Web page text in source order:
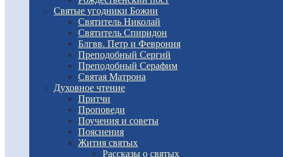
Святые угодники Божии
Святитель Николай
Святитель Спиридон
Блгвв. Петр и Феврония
Преподобный Сергий
Преподобный Серафим
Святая Матрона
Духовное чтение
Притчи
Проповеди
Поучения и советы
Пояснения
Жития святых
Рассказы о святых